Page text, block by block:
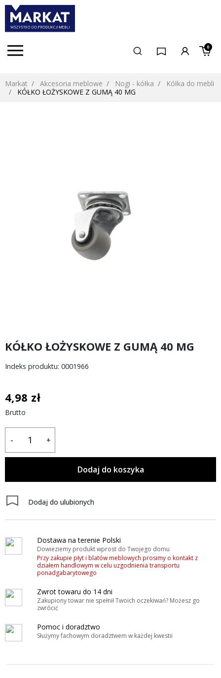
0
Markat Akcesoria meblowe Nogi - kółka
Kółka do mebli
KÓŁKO ŁOŻYSKOWE Z GUMĄ 40 MG
KÓŁKO ŁOŻYSKOWE Z GUMĄ 40 MG
Indeks produktu: 0001966
4,98 zł
Brutto
- +
Dodaj do koszyka
Dodaj do ulubionych
Dostawa na terenie Polski
Dowieziemy produkt wprost do Twojego domu
Przy zakupie płyt i blatów meblowych prosimy o kontakt z
działem handlowym w celu uzgodnienia transportu
ponadgabarytowego
Zwrot towaru do 14 dni
Zakupiony towar nie spełnił Twoich oczekiwań? Możesz go
zwrócić
Pomoc i doradztwo
Służymy fachowym doradztwem w każdej kwestii